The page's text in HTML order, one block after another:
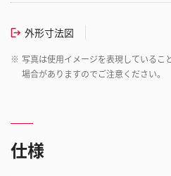
外形寸法図
※ 写真は使用イメージを表現しているこ
場合がありますのでご注意ください。
仕様